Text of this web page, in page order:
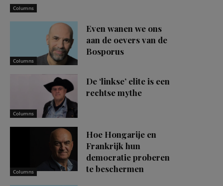
Columns
Columns
Even wanen we ons
aan de oevers van de
Bosporus
Columns
De ‘linkse’ elite is een
rechtse mythe
Columns
Hoe Hongarije en
Frankrijk hun
democratie proberen
te beschermen